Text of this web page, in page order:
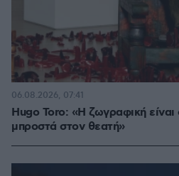
Hugo Toro: «Η ζωγραφική
μπροστά στον θεατή»
06.08.2026, 07:41